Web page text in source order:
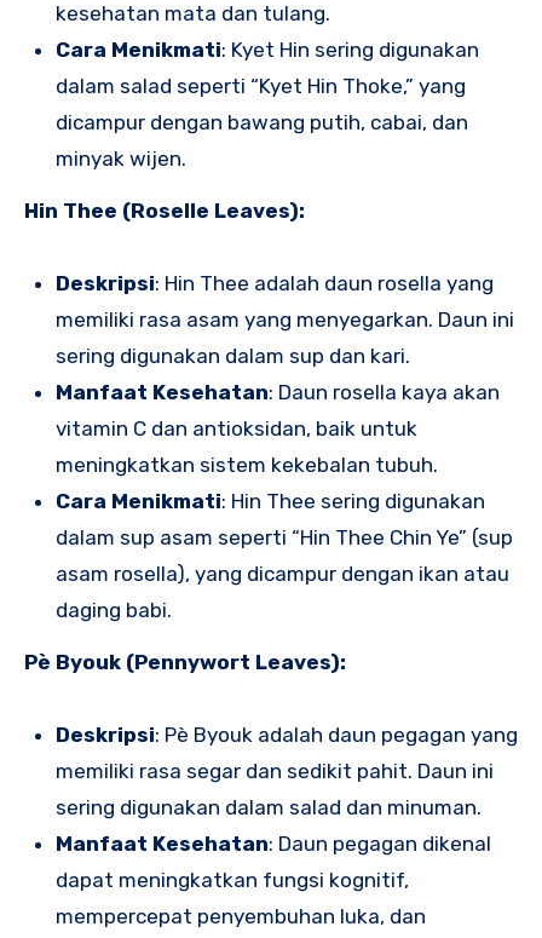
kesehatan mata dan tulang.
Cara Menikmati: Kyet Hin sering digunakan
dalam salad seperti “Kyet Hin Thoke,” yang
dicampur dengan bawang putih, cabai, dan
minyak wijen.
Hin Thee (Roselle Leaves):
Deskripsi: Hin Thee adalah daun rosella yang
memiliki rasa asam yang menyegarkan. Daun ini
sering digunakan dalam sup dan kari.
Manfaat Kesehatan: Daun rosella kaya akan
vitamin C dan antioksidan, baik untuk
meningkatkan sistem kekebalan tubuh.
Cara Menikmati: Hin Thee sering digunakan
dalam sup asam seperti “Hin Thee Chin Ye” (sup
asam rosella), yang dicampur dengan ikan atau
daging babi.
Pè Byouk (Pennywort Leaves):
Deskripsi: Pè Byouk adalah daun pegagan yang
memiliki rasa segar dan sedikit pahit. Daun ini
sering digunakan dalam salad dan minuman.
Manfaat Kesehatan: Daun pegagan dikenal
dapat meningkatkan fungsi kognitif,
mempercepat penyembuhan luka, dan